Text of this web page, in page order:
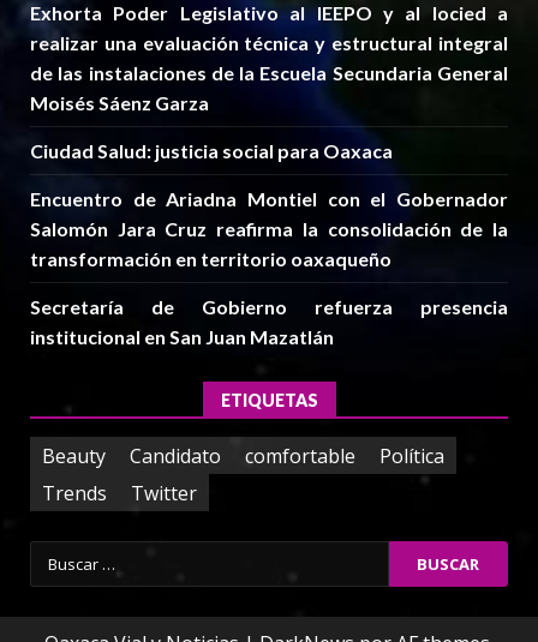
Exhorta Poder Legislativo al IEEPO y al Iocied a
realizar una evaluación técnica y estructural integral
de las instalaciones de la Escuela Secundaria General
Moisés Sáenz Garza
Ciudad Salud: justicia social para Oaxaca
Encuentro de Ariadna Montiel con el Gobernador
Salomón Jara Cruz reafirma la consolidación de la
transformación en territorio oaxaqueño
Secretaría de Gobierno refuerza presencia
institucional en San Juan Mazatlán
ETIQUETAS
Beauty Candidato comfortable
Política
Trends
Twitter
Buscar: